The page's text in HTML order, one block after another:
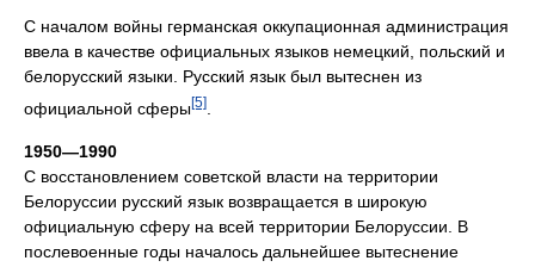
С началом войны германская оккупационная администрация
ввела в качестве официальных языков немецкий, польский и
белорусский языки. Русский язык был вытеснен из
официальной сферы[5]
1950—1990
С восстановлением советской власти на территории
Белоруссии русский язык возвращается в широкую
официальную сферу на всей территории Белоруссии. В
послевоенные годы началось дальнейшее вытеснение